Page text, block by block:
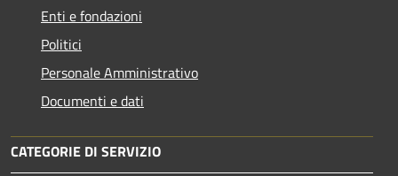
Enti e fondazioni
Politici
Personale Amministrativo
Documenti e dati
CATEGORIE DI SERVIZIO